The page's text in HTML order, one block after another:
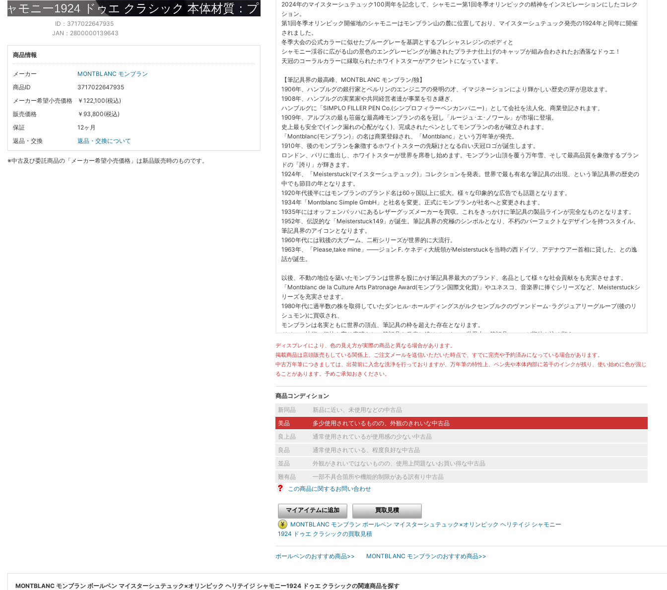
2024年のマイスターシュテュック100周年を記念して、シャモニー第1回冬季オリンピックの精神をインスピレーションにしたコレク
ション。
第1回冬季オリンピック開催地のシャモニーはモンブラン山の麓に位置しており、マイスターシュテュック発売の1924年と同年に開催
されました。
冬季大会の公式カラーに似せたブルーグレーを基調とするプレシャスレジンのボディと
シャモニー渓谷に広がる山の景色のエングレービングが施されたプラチナ仕上げのキャップが組み合わされたお洒落なドゥエ！
天冠のコーラルカラーに縁取られたホワイトスターがアクセントになっています。
【筆記具界の最高峰、MONTBLANC モンブラン/独】
1906年、ハンブルグの銀行家とベルリンのエンジニアの発明の才、イマジネーションにより輝かしい歴史の芽が息吹ます。
1908年、ハンブルグの実業家や共同経営者達が事業を引き継ぎ、
ハンブルグに「SIMPLO FILLER PEN Co.(シンプロフィラーペンカンパニー)」として会社を法人化、商業登記されます。
1909年、アルプスの最も荘厳な最高峰モンブランの名を冠し「ルージュ･エ･ノワール」が市場に登場。
史上最も安全で(インク漏れの心配がなく)、完成されたペンとしてモンブランの名が確立されます。
「Montblanc(モンブラン)」の名は商業登録され、「Montblanc」という万年筆が発売。
1910年、後のモンブランを象徴するホワイトスターの先駆けとなる白い天冠ロゴが誕生します。
ロンドン、パリに進出し、ホワイトスターが世界を席巻し始めます。モンブラン山頂を覆う万年雪、そして最高品質を象徴するブラン
ドの「誇り」が輝きます。
1924年、「Meisterstuck(マイスターシュテュック)」コレクションを発表。世界で最も有名な筆記具の出現、という筆記具界の歴史の
中でも節目の年となります。
1920年代後半にはモンブランのブランド名は60ヶ国以上に拡大。様々な印象的な広告でも話題となります。
1934年「Montblanc Simple GmbH」と社名を変更。正式にモンブランが社名へと変更されます。
1935年にはオッフェンバッハにあるレザーグッズメーカーを買収。これをきっかけに筆記具の製品ラインが完全なものとなります。
1952年、伝説的な「Meisterstuck149」が誕生。筆記具界の究極のシンボルとなり、不朽のパーフェクトなデザインを持つスタイル、
筆記具界のアイコンとなります。
1960年代には戦後の大ブーム、二桁シリーズが世界的に大流行。
1963年、「Please,take mine」――ジョン F. ケネディ大統領がMeisterstuckを当時の西ドイツ、アデナウアー首相に貸した、との逸
話が誕生。
以後、不動の地位を築いたモンブランは世界を股にかけ筆記具界最大のブランド、名品として様々な社会貢献をも充実させます。
「Montblanc de la Culture Arts Patronage Award(モンブラン国際文化賞)」やユネスコ、音楽界に捧ぐシリーズなど、Meisterstuckシ
リーズを充実させます。
1980年代に過半数の株を取得していたダンヒル･ホールディングスがルクセンブルクのヴァンドーム･ラグジュアリーグループ(後のリ
シュモン)に買収され、
モンブランは名実ともに世界の頂点、筆記具の枠を超えた存在となります。
ドイツの技術、伝統を守り素晴らしい筆記具を発表し続けていく――世界中の筆記具ファンが期待を込め願う、
未来永劫目の離せない、ドイツ発の名メーカー、モンブラン。持っていて損は無い完成された名筆記具です。
[current] 中古
2026年05月31日掲載分
ディスプレイにより、色の見え方が実際の商品と異なる場合があります。
掲載商品は店頭販売もしている関係上、ご注文メールを送信いただいた時点で、すでに完売や予約済みになっている場合があります。
中古万年筆につきましては、出荷前に入念な洗浄を行っておりますが、万年筆の特性上、ペン先や本体内部に若干のインクが残り、使い始めに色が混じ
ることがあります。予めご承知おきください。
商品コンディション
新同品
新品に近い、未使用などの中古品
美品
多少使用されているものの、外観のきれいな中古品
良上品
通常使用されているが使用感の少ない中古品
良品
通常使用されている、程度良好な中古品
並品
外観がきれいではないものの、使用上問題ないお買い得な中古品
難有品
一部不具合箇所や機能的制限がある訳有り中古品
この商品に関するお問い合わせ
マイアイテムに追加
買取見積
MONTBLANC モンブラン ボールペン マイスターシュテュック×オリンピック ヘリテイジ シャモニー
1924 ドゥエ クラシックの買取見積
ボールペンのおすすめ商品>> MONTBLANC モンブランのおすすめ商品>>
ID：3717022647935
JAN：2800000139643
商品情報
メーカー
MONTBLANC モンブラン
商品ID
3717022647935
メーカー希望小売価格
￥122,100(税込)
販売価格
￥93,800(税込)
保証
12ヶ月
返品・交換
返品・交換について
※中古及び委託商品の「メーカー希望小売価格」は新品販売時のものです。
MONTBLANC モンブラン ボールペン マイスターシュテュック×オリンピック ヘリテイジ シャモニー1924 ドゥエ クラシックの関連商品を探す